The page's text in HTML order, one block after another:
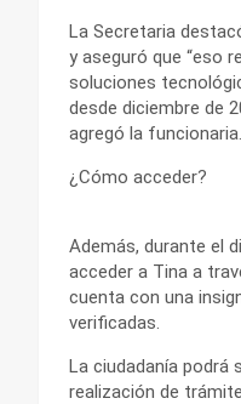
La Secretaria
y aseguró que “eso
soluciones
desde diciembre de
agregó la funcionaria.
¿Cómo acceder?
Además, durante el
acceder a Tina a
cuenta con una
verificadas.
La ciudadanía podrá
realización de